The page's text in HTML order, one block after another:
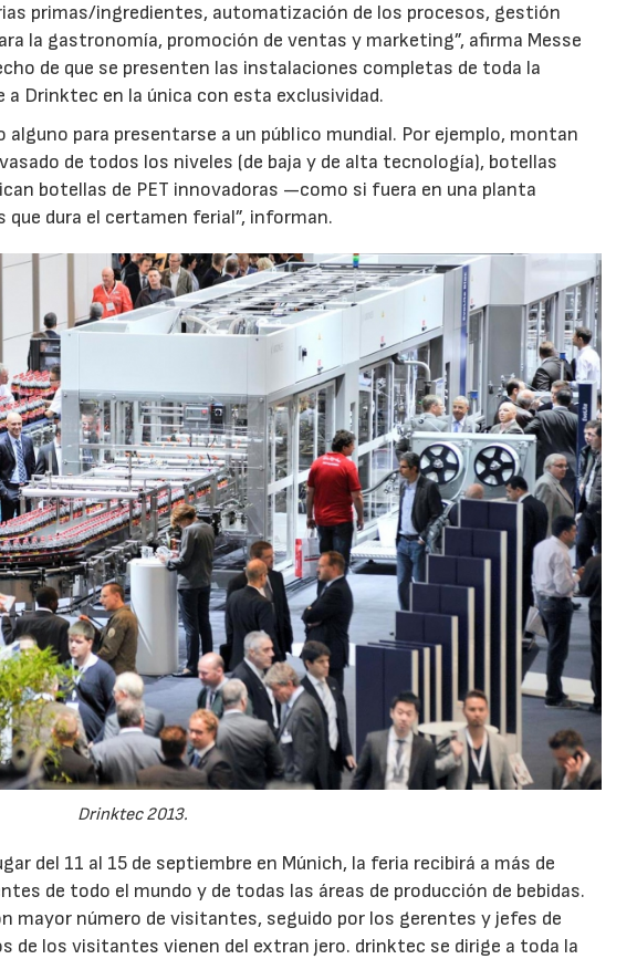
primas/ingredientes, automatización de los procesos, gestión
la gastronomía, promoción de ventas y marketing”, afirma Messe
de que se presenten las instalaciones completas de toda la
a Drinktec en la única con esta exclusividad.
para presentarse a un público mundial. Por ejemplo, montan
de todos los niveles (de baja y de alta tecnología), botellas
botellas de PET innovadoras —como si fuera en una planta
dura el certamen ferial”, informan.
Drinktec 2013.
del 11 al 15 de septiembre en Múnich, la feria recibirá a más de
de todo el mundo y de todas las áreas de producción de bebidas.
mayor número de visitantes, seguido por los gerentes y jefes de
de los visitantes vienen del extran jero. drinktec se dirige a toda la